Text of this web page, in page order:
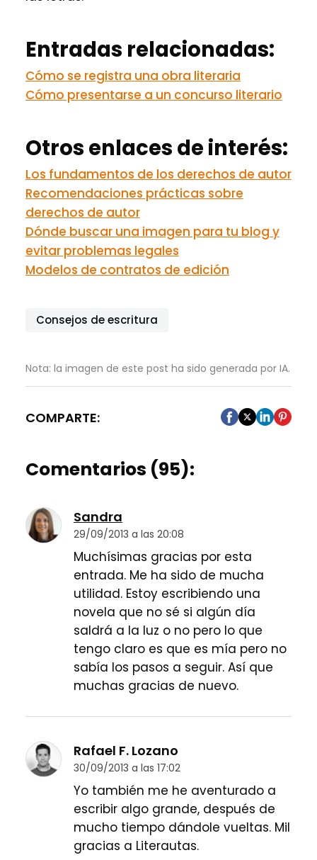
Entradas relacionadas:
Cómo se registra una obra literaria
Cómo presentarse a un concurso literario
Otros enlaces de interés:
Los fundamentos de los derechos de autor
Recomendaciones prácticas sobre
derechos de autor
Dónde buscar una imagen para tu blog y
evitar problemas legales
Modelos de contratos de edición
Consejos de escritura
Nota: la imagen de este post ha sido generada por IA.
COMPARTE:
Comentarios (95):
Sandra
29/09/2013 a las 20:08
Muchísimas gracias por esta
entrada. Me ha sido de mucha
utilidad. Estoy escribiendo una
novela que no sé si algún día
saldrá a la luz o no pero lo que
tengo claro es que es mía pero no
sabía los pasos a seguir. Así que
muchas gracias de nuevo.
Rafael F. Lozano
30/09/2013 a las 17:02
Yo también me he aventurado a
escribir algo grande, después de
mucho tiempo dándole vueltas. Mil
gracias a Literautas.